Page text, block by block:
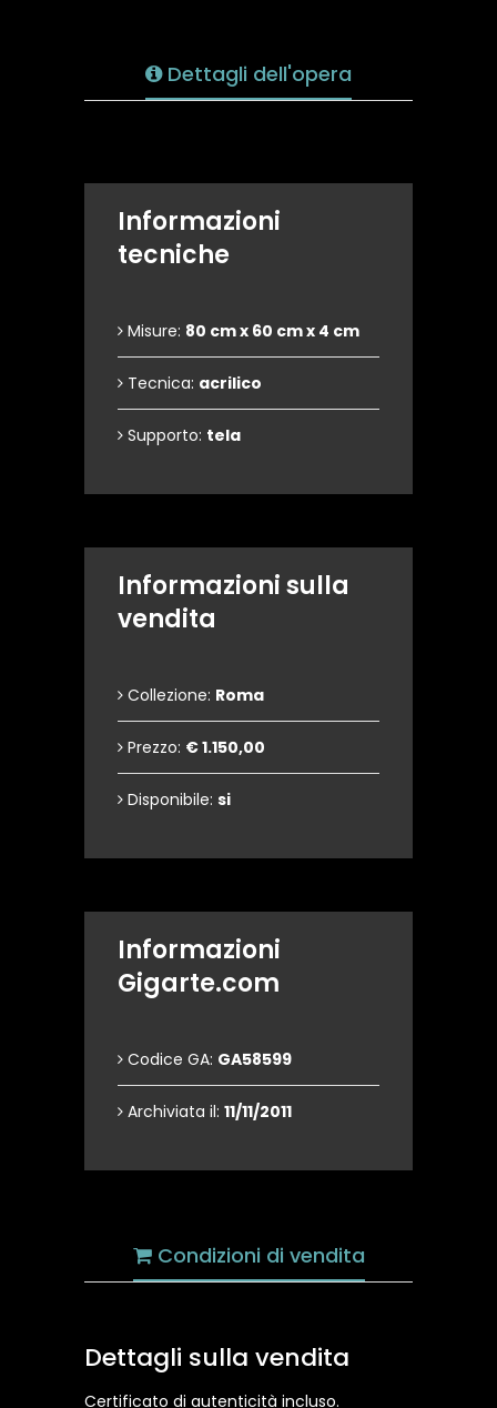
Dettagli dell'opera
Informazioni
tecniche
Misure: 80 cm x 60 cm x 4 cm
Tecnica: acrilico
Supporto: tela
Informazioni sulla
vendita
Collezione: Roma
Prezzo: € 1.150,00
Disponibile: si
Informazioni
Gigarte.com
Codice GA: GA58599
Archiviata il: 11/11/2011
Condizioni di vendita
Dettagli sulla vendita
Certificato di autenticità incluso.